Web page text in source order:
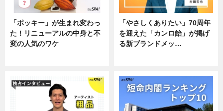
「ポッキー」が生まれ変わっ
た！リニューアルの中身と不
変の人気のワケ
「やさしくありたい」70周年
を迎えた「カンロ飴」が掲げ
る新ブランドメッ…